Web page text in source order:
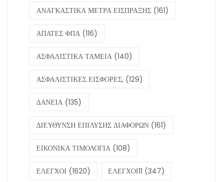
ΑΝΑΓΚΑΣΤΙΚΑ ΜΕΤΡΑ ΕΙΣΠΡΑΞΗΣ (161)
ΑΠΑΤΕΣ ΦΠΑ (116)
ΑΣΦΑΛΙΣΤΙΚΑ ΤΑΜΕΙΑ (140)
ΑΣΦΑΛΙΣΤΙΚΕΣ ΕΙΣΦΟΡΕΣ, (129)
ΔΑΝΕΙΑ (135)
ΔΙΕΥΘΥΝΣΗ ΕΠΙΛΥΣΗΣ ΔΙΑΦΟΡΩΝ (161)
ΕΙΚΟΝΙΚΑ ΤΙΜΟΛΟΓΙΑ (108)
ΕΛΕΓΧΟΙ (1620) ΕΛΕΓΧΟΙ11 (347)